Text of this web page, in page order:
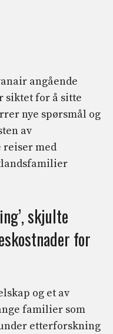
angående
siktet for å sitte
nye spørsmål og
av
reiser med
skjulte
for
og et av
familier som
etterforskning